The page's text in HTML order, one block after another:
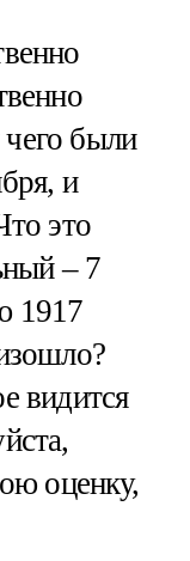
были
и
это
– 7
1917
видится
оценку,